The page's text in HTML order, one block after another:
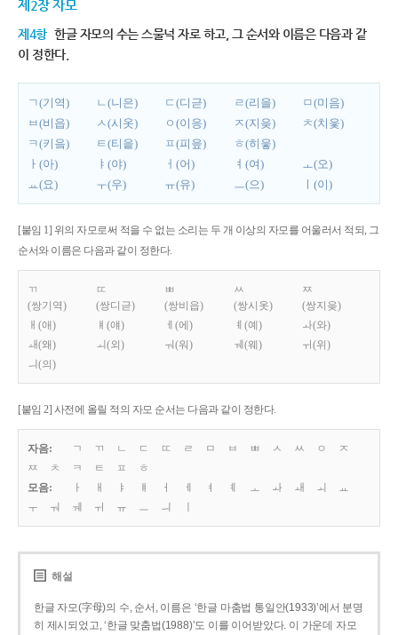
제2장 자모
제4항 한글 자모의 수는 스물넉 자로 하고, 그 순서와 이름은 다음과 같
이 정한다.
ㄱ(기역) ㄴ(니은) ㄷ(디귿) ㄹ(리을)
ㅁ(미음)
ㅂ(비읍)
ㅅ(시옷) ㅇ(이응) ㅈ(지읒)
ㅊ(치읓)
ㅋ(키읔)
ㅌ(티읕) ㅍ(피읖)
ㅎ(히읗)
ㅏ(아)
ㅑ(야) ㅓ(어) ㅕ(여)
ㅗ(오)
ㅛ(요)
ㅜ(우) ㅠ(유) ㅡ(으) ㅣ(이)
[붙임 1] 위의 자모로써 적을 수 없는 소리는 두 개 이상의 자모를 어울러서 적되, 그
순서와 이름은 다음과 같이 정한다.
ㄲ
(쌍기역)
ㄸ
(쌍디귿)
ㅃ
(쌍비읍)
ㅆ
(쌍시옷)
ㅉ
(쌍지읒)
ㅐ(애)
ㅒ(얘) ㅔ(에) ㅖ(예)
ㅘ(와)
ㅙ(왜)
ㅚ(외) ㅝ(워) ㅞ(웨)
ㅟ(위)
ㅢ(의)
[붙임 2] 사전에 올릴 적의 자모 순서는 다음과 같이 정한다.
자음: ㄱ ㄲ ㄴ ㄷ ㄸ ㄹ ㅁ ㅂ ㅃ ㅅ ㅆ ㅇ
ㅈ
ㅉ
ㅊ ㅋ ㅌ ㅍ
ㅎ
모음:
ㅏ ㅐ ㅑ ㅒ ㅓ ㅔ ㅕ ㅖ ㅗ ㅘ ㅙ ㅚ
ㅛ
ㅜ
ㅝ ㅞ ㅟ ㅠ ㅡ ㅢ
해설
한글 자모(字母)의 수, 순서, 이름은 ‘한글 마춤법 통일안(1933)’에서 분명
히 제시되었고, ‘한글 맞춤법(1988)’도 이를 이어받았다. 이 가운데 자모